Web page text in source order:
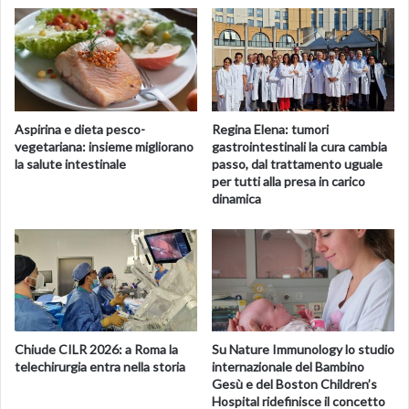
Fonte ansa.it
Aspirina e dieta pesco-
vegetariana: insieme migliorano
la salute intestinale
Regina Elena: tumori
gastrointestinali la cura cambia
passo, dal trattamento uguale
per tutti alla presa in carico
dinamica
Chiude CILR 2026: a Roma la
telechirurgia entra nella storia
Su Nature Immunology lo studio
internazionale del Bambino
Gesù e del Boston Children’s
Hospital ridefinisce il concetto